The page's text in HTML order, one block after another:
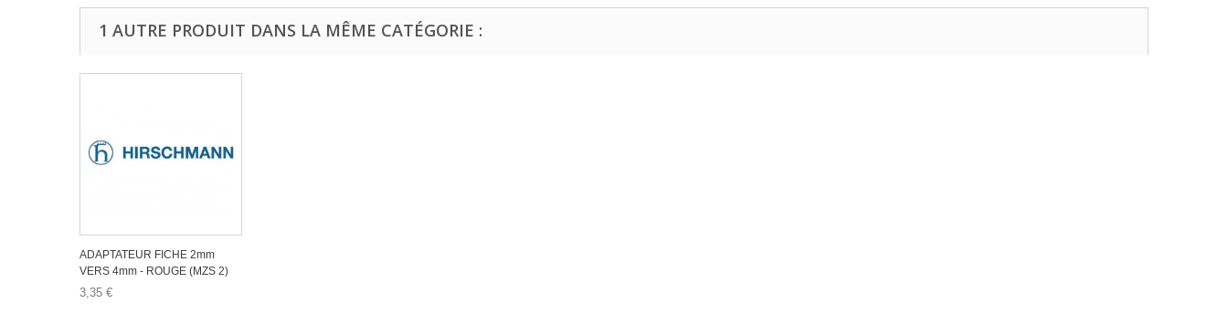
1 AUTRE PRODUIT DANS LA MÊME CATÉGORIE :
ADAPTATEUR FICHE 2mm
VERS 4mm - ROUGE (MZS 2)
3,35 €